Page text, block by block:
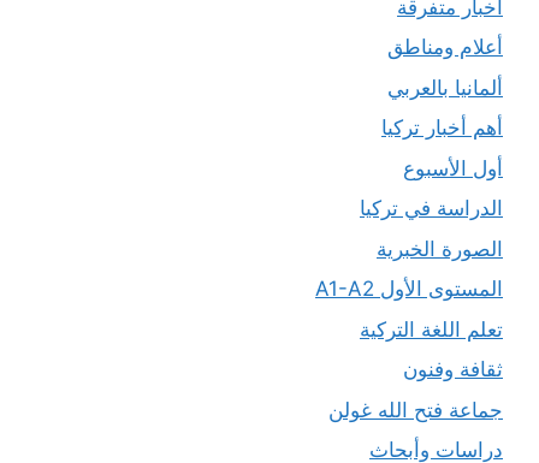
أخبار متفرقة
أعلام ومناطق
ألمانيا بالعربي
أهم أخبار تركيا
أول الأسبوع
الدراسة في تركيا
الصورة الخبرية
المستوى الأول A1-A2
تعلم اللغة التركية
ثقافة وفنون
جماعة فتح الله غولن
دراسات وأبحاث